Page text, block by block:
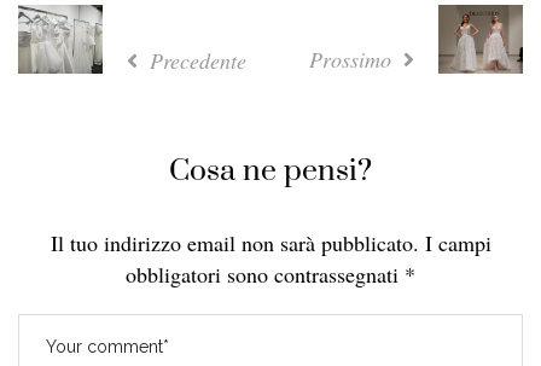
Precedente Prossimo
Cosa ne pensi?
Il tuo indirizzo email non sarà pubblicato. I campi
obbligatori sono contrassegnati *